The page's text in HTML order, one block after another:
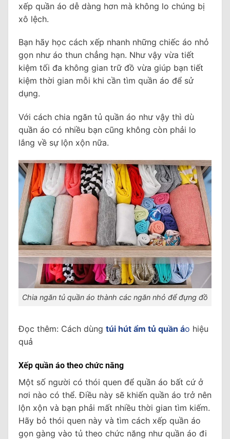
xếp quần áo dễ dàng hơn mà không lo chúng bị
xô lệch.
Bạn hãy học cách xếp nhanh những chiếc áo nhỏ
gọn như áo thun chẳng hạn. Như vậy vừa tiết
kiệm tối đa không gian trữ đồ vừa giúp bạn tiết
kiệm thời gian mỗi khi cần tìm quần áo để sử
dụng.
Với cách chia ngăn tủ quần áo như vậy thì dù
quần áo có nhiều bạn cũng không còn phải lo
lắng về sự lộn xộn nữa.
Chia ngăn tủ quần áo thành các ngăn nhỏ để đựng đồ
Đọc thêm: Cách dùng túi hút ẩm tủ quần áo hiệu
quả
Xếp quần áo theo chức năng
Một số người có thói quen để quần áo bất cứ ở
nơi nào có thể. Điều này sẽ khiến quần áo trở nên
lộn xộn và bạn phải mất nhiều thời gian tìm kiếm.
Hãy bỏ thói quen này và tìm cách xếp quần áo
gọn gàng vào tủ theo chức năng như quần áo đi